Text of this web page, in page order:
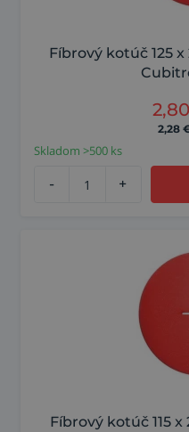
Fíbrový kotúč 125
2,80
2,28
Skladom >500 ks
- +
Fíbrový kotúč 115